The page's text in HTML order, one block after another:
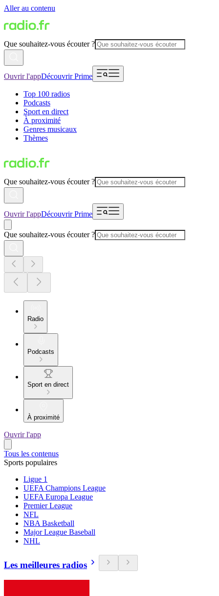
Aller au contenu
Que souhaitez-vous écouter ?
Ouvrir l'appDécouvrir Prime
Top 100 radios
Podcasts
Sport en direct
À proximité
Genres musicaux
Thèmes
Que souhaitez-vous écouter ?
Ouvrir l'appDécouvrir Prime
Que souhaitez-vous écouter ?
Radio
Podcasts
Sport en direct
À proximité
Ouvrir l'app
Tous les contenus
Sports populaires
Ligue 1
UEFA Champions League
UEFA Europa League
Premier League
NFL
NBA Basketball
Major League Baseball
NHL
Les meilleures radios